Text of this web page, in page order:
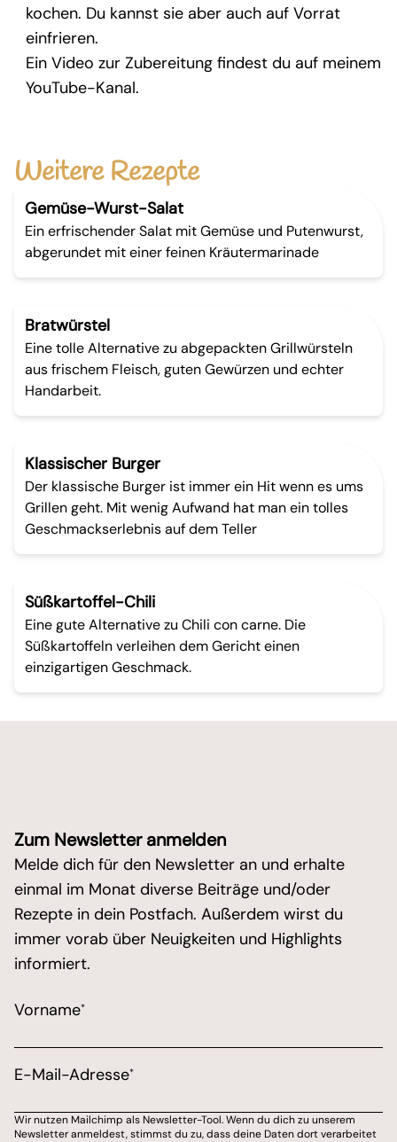
kochen. Du kannst sie aber auch auf Vorrat
einfrieren.
Ein Video zur Zubereitung findest du auf meinem
YouTube-Kanal.
Weitere Rezepte
Gemüse-Wurst-Salat
Ein erfrischender Salat mit Gemüse und Putenwurst,
abgerundet mit einer feinen Kräutermarinade
Bratwürstel
Eine tolle Alternative zu abgepackten Grillwürsteln
aus frischem Fleisch, guten Gewürzen und echter
Handarbeit.
Klassischer Burger
Der klassische Burger ist immer ein Hit wenn es ums
Grillen geht. Mit wenig Aufwand hat man ein tolles
Geschmackserlebnis auf dem Teller
Süßkartoffel-Chili
Eine gute Alternative zu Chili con carne. Die
Süßkartoffeln verleihen dem Gericht einen
einzigartigen Geschmack.
Zum Newsletter anmelden
Melde dich für den Newsletter an und erhalte
einmal im Monat diverse Beiträge und/oder
Rezepte in dein Postfach. Außerdem wirst du
immer vorab über Neuigkeiten und Highlights
informiert.
Vorname*
E-Mail-Adresse*
/* real people should not fill this in and expect
Wir nutzen Mailchimp als Newsletter-Tool. Wenn du dich zu unserem
Newsletter anmeldest, stimmst du zu, dass deine Daten dort verarbeitet